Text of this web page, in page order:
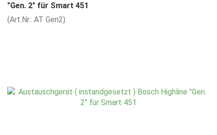
"Gen. 2" für Smart 451
(Art.Nr.: AT Gen2)